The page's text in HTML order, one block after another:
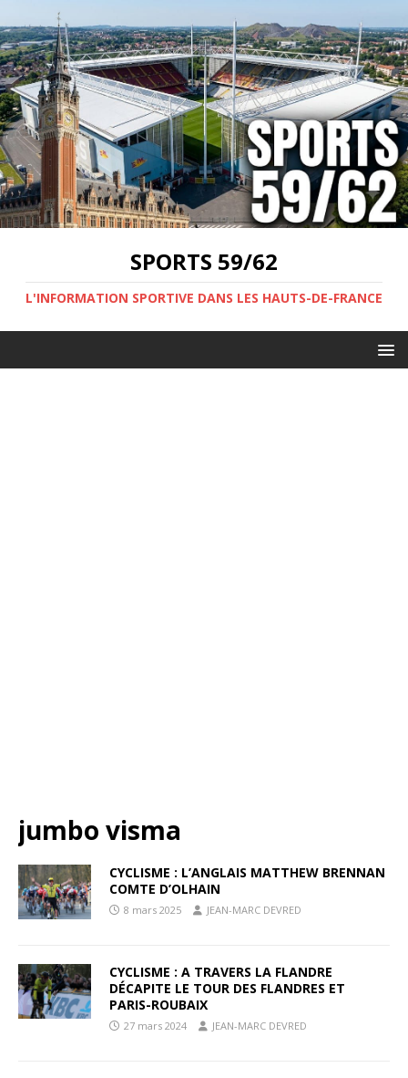
SPORTS 59/62
L'INFORMATION SPORTIVE DANS LES HAUTS-DE-FRANCE
jumbo visma
CYCLISME : L’ANGLAIS MATTHEW BRENNAN
COMTE D’OLHAIN
8 mars 2025 JEAN-MARC DEVRED
CYCLISME : A TRAVERS LA FLANDRE
DÉCAPITE LE TOUR DES FLANDRES ET
PARIS-ROUBAIX
27 mars 2024 JEAN-MARC DEVRED